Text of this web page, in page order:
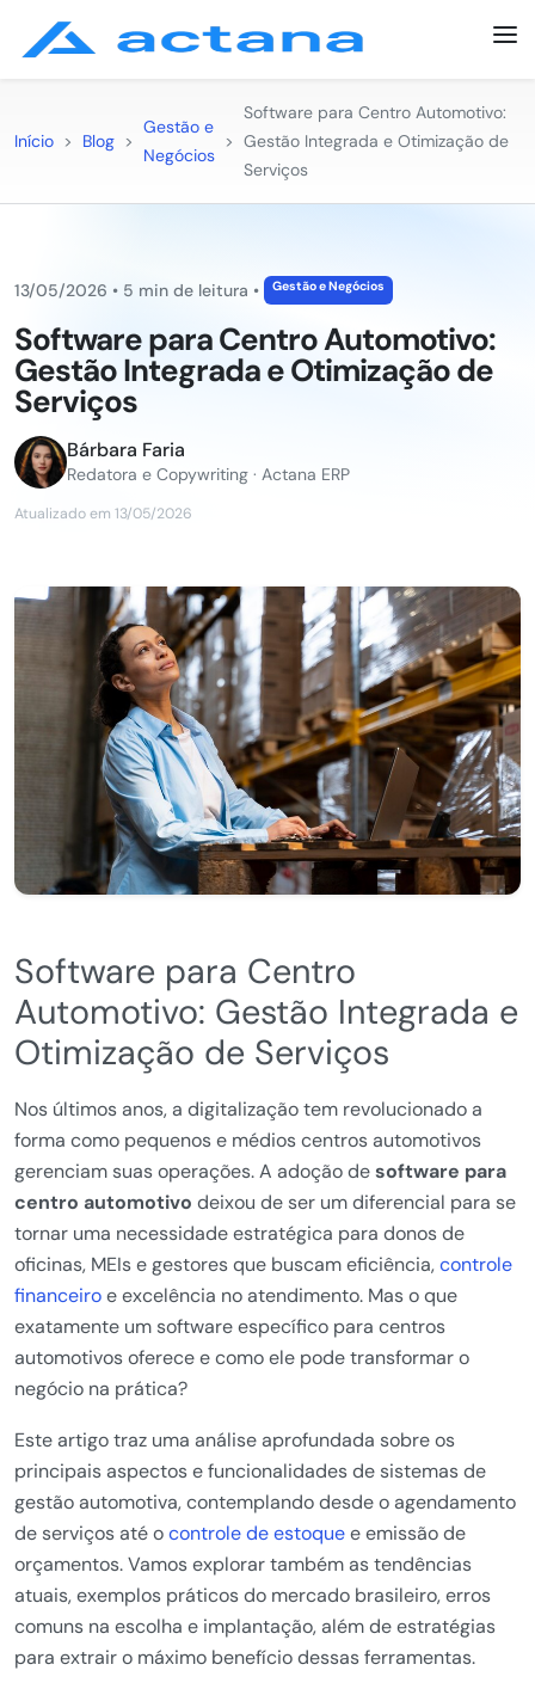
Início > Blog >
Gestão e
Negócios
>
Software para Centro Automotivo:
Gestão Integrada e Otimização de
Serviços
13/05/2026 • 5 min de leitura • Gestão e Negócios
Software para Centro Automotivo:
Gestão Integrada e Otimização de
Serviços
Bárbara Faria
Redatora e Copywriting · Actana ERP
Atualizado em 13/05/2026
Software para Centro
Automotivo: Gestão Integrada e
Otimização de Serviços
Nos últimos anos, a digitalização tem revolucionado a
forma como pequenos e médios centros automotivos
gerenciam suas operações. A adoção desoftware para
centro automotivo deixou de ser um diferencial para se
tornar uma necessidade estratégica para donos de
oficinas, MEIs e gestores que buscam eficiência,controle
financeiroe excelência no atendimento. Mas o que
exatamente um software específico para centros
automotivos oferece e como ele pode transformar o
negócio na prática?
Este artigo traz uma análise aprofundada sobre os
principais aspectos e funcionalidades de sistemas de
gestão automotiva, contemplando desde o agendamento
de serviços até ocontrole de estoquee emissão de
orçamentos. Vamos explorar também as tendências
atuais, exemplos práticos do mercado brasileiro, erros
comuns na escolha e implantação, além de estratégias
para extrair o máximo benefício dessas ferramentas.